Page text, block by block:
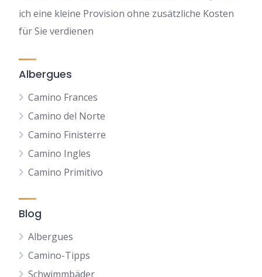
ich eine kleine Provision ohne zusätzliche Kosten
für Sie verdienen
Albergues
Camino Frances
Camino del Norte
Camino Finisterre
Camino Ingles
Camino Primitivo
Blog
Albergues
Camino-Tipps
Schwimmbäder